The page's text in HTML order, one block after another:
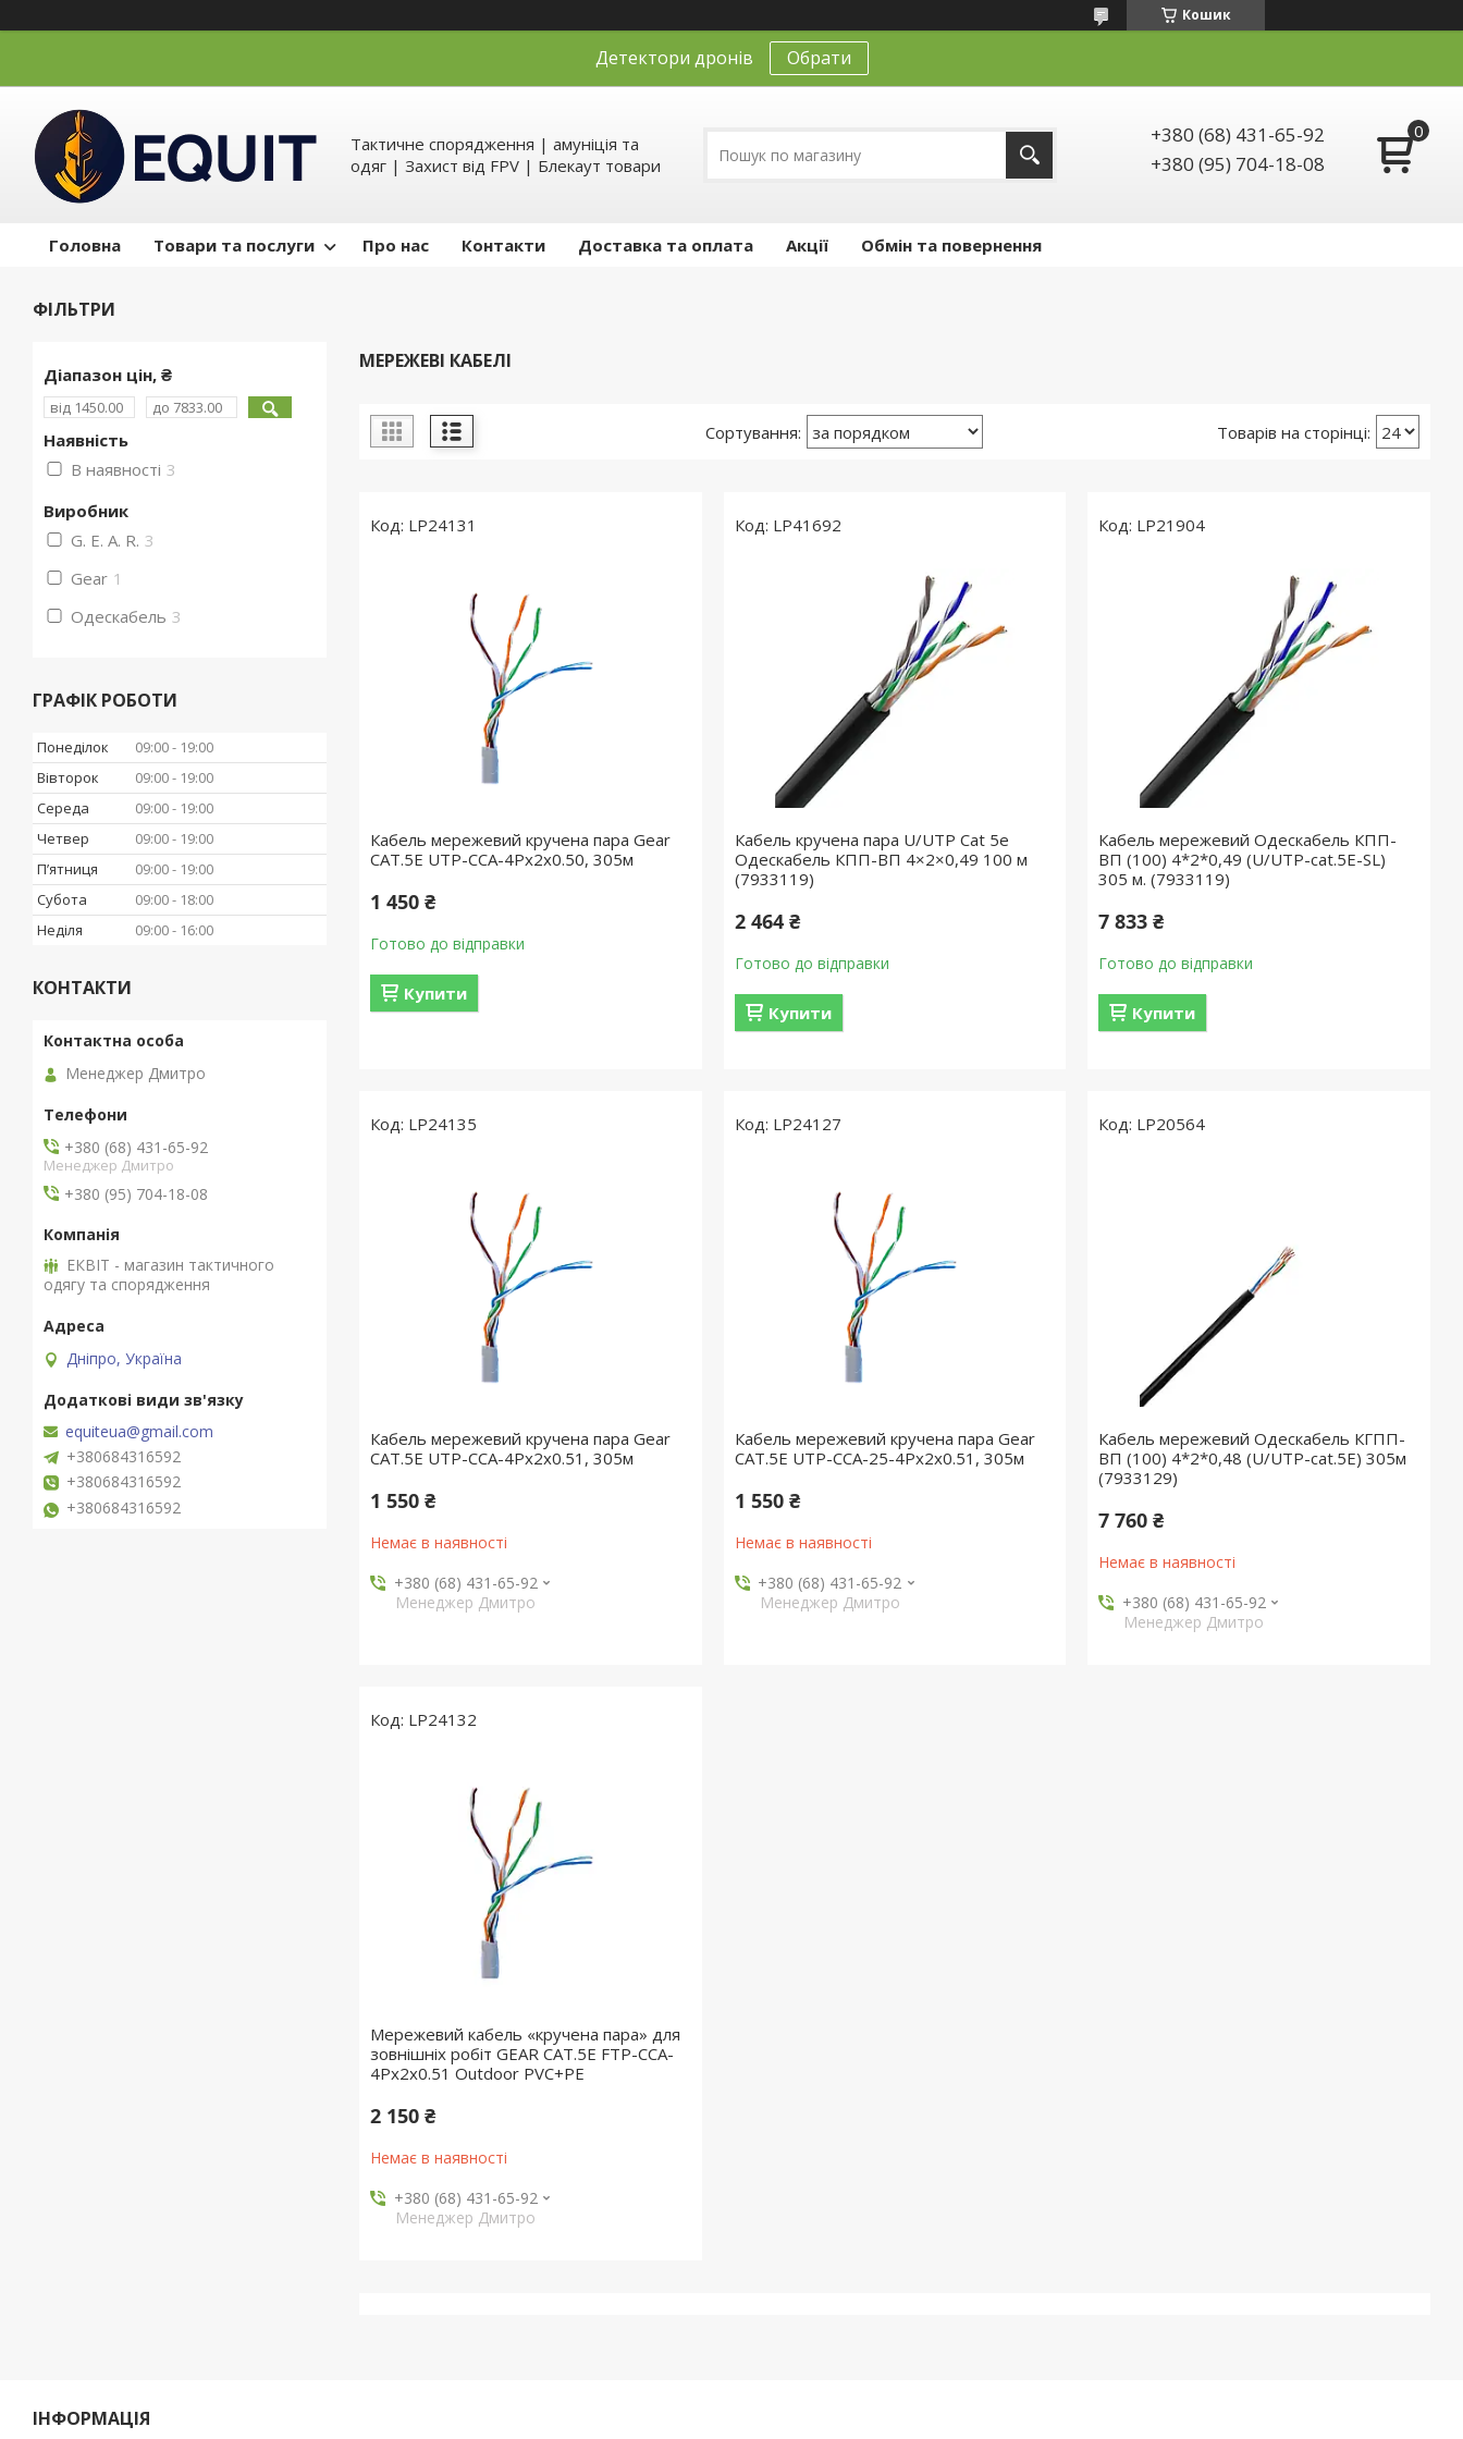
Кошик
Детектори дронів Обрати
Тактичне спорядження | амуніція та
одяг | Захист від FPV | Блекаут товари
+380 (68) 431-65-92
+380 (95) 704-18-08
Головна Товари та послуги Про нас Контакти Доставка та оплата Акції Обмін та повернення
МЕРЕЖЕВІ КАБЕЛІ
LP24131
Кабель мережевий кручена пара Gear
САТ.5E UTP-CCA-4Px2x0.50, 305м
1 450 ₴
Готово до відправки
Купити
LP41692
Кабель кручена пара U/UTP Cat 5e
Одескабель КПП-ВП 4×2×0,49 100 м
(7933119)
2 464 ₴
Готово до відправки
Купити
LP21904
Кабель мережевий Одескабель КПП-
ВП (100) 4*2*0,49 (U/UTP-cat.5E-SL)
305 м. (7933119)
7 833 ₴
Готово до відправки
Купити
LP24135
Кабель мережевий кручена пара Gear
САТ.5E UTP-CCA-4Px2x0.51, 305м
1 550 ₴
Немає в наявності
+380 (68) 431-65-92
Менеджер Дмитро
LP24127
Кабель мережевий кручена пара Gear
САТ.5E UTP-CCA-25-4Px2x0.51, 305м
1 550 ₴
Немає в наявності
+380 (68) 431-65-92
Менеджер Дмитро
LP20564
Кабель мережевий Одескабель КГПП-
ВП (100) 4*2*0,48 (U/UTP-cat.5E) 305м
(7933129)
7 760 ₴
Немає в наявності
+380 (68) 431-65-92
Менеджер Дмитро
LP24132
Мережевий кабель «кручена пара» для
зовнішніх робіт GEAR CAT.5E FTP-CCA-
4Px2x0.51 Outdoor PVC+PE
2 150 ₴
Немає в наявності
+380 (68) 431-65-92
Менеджер Дмитро
ФІЛЬТРИ
Діапазон цін, ₴
Наявність
В наявності 3
Виробник
G. E. A. R. 3
Gear 1
Одескабель 3
ГРАФІК РОБОТИ
Понеділок 09:00
19:00
Вівторок
09:00
19:00
Середа
09:00
19:00
Четвер
09:00
19:00
Пʼятниця
09:00
19:00
Субота
09:00
18:00
Неділя
09:00 16:00
КОНТАКТИ
Менеджер Дмитро
+380 (68) 431-65-92
Менеджер Дмитро
+380 (95) 704-18-08
ЕКВІТ - магазин тактичного
одягу та спорядження
Дніпро, Україна
equiteua@gmail.com
+380684316592
+380684316592
+380684316592
ІНФОРМАЦІЯ